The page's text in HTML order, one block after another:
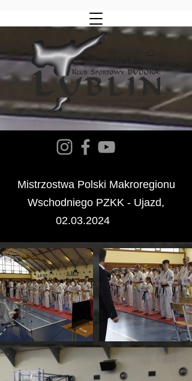
Mistrzostwa Polski Makroregionu
Wschodniego PZKK - Ujazd,
02.03.2024